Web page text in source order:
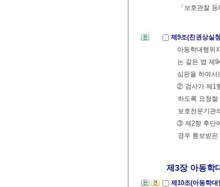
「보호관찰
제9조(친권상실
아동학대행위
는 같은 법 제
심판을 하여
② 검사가 제1
하도록 요청
보호전문기관
③ 제2항 후단
경우 통보받
제3장 아동학대
제10조(아동학